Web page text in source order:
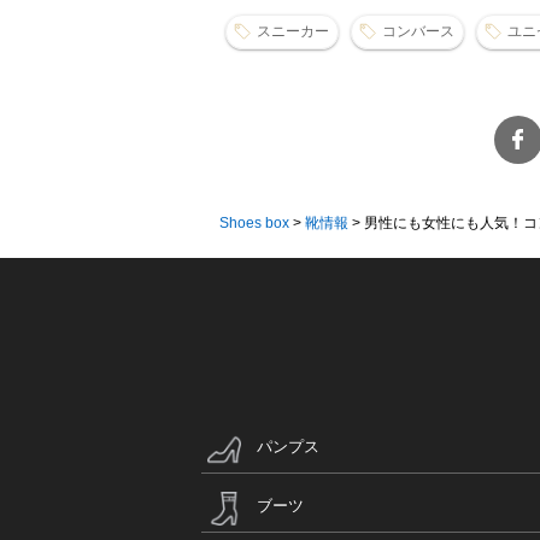
スニーカー コンバース ユニ
Shoes box > 靴情報 > 男性にも女性にも人気！
パンプス
ブーツ